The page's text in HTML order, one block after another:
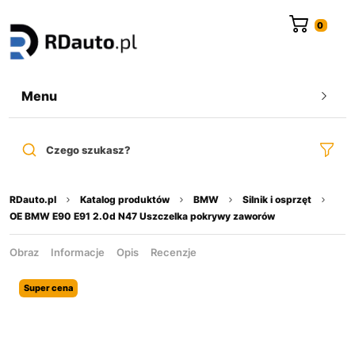
Menu
Czego szukasz?
RDauto.pl Katalog produktów BMW
Silnik i osprzęt
OE BMW E90 E91 2.0d N47 Uszczelka pokrywy zaworów
Obraz Informacje Opis Recenzje
Super cena